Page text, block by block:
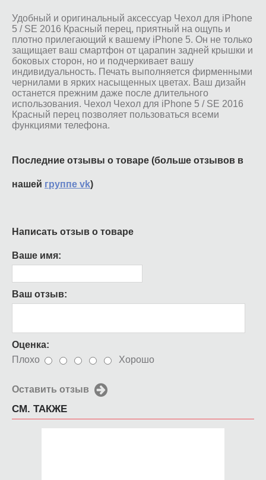
Удобный и оригинальный аксессуар Чехол для iPhone
5 / SE 2016 Красный перец, приятный на ощупь и
плотно прилегающий к вашему iPhone 5. Он не только
защищает ваш смартфон от царапин задней крышки и
боковых сторон, но и подчеркивает вашу
индивидуальность. Печать выполняется фирменными
чернилами в ярких насыщенных цветах. Ваш дизайн
останется прежним даже после длительного
использования. Чехол Чехол для iPhone 5 / SE 2016
Красный перец позволяет пользоваться всеми
функциями телефона.
Последние отзывы о товаре (больше отзывов в
нашей группе vk)
Написать отзыв о товаре
Ваше имя:
Ваш отзыв:
Оценка:
Плохо
Хорошо
Оставить отзыв
СМ. ТАКЖЕ